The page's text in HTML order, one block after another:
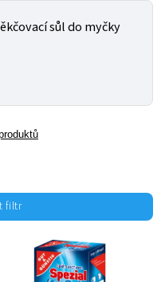
sůl do myčky
filtr